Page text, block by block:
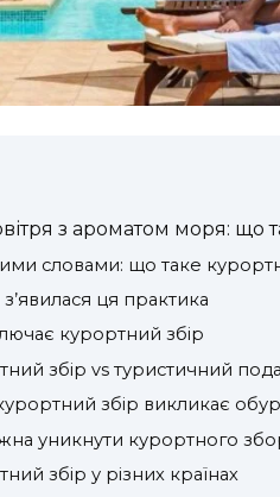
з ароматом моря: що
словами: що таке
з’явилася ця практика
курортний збір
збір vs туристичний
збір викликає
уникнути курортного
збір у різних країнах